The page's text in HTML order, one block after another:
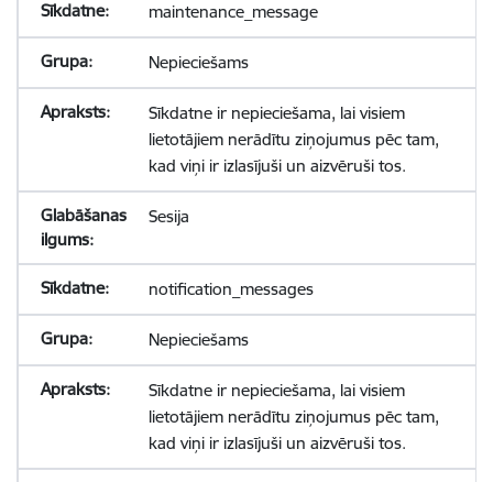
maintenance_message
Nepieciešams
Sīkdatne ir nepieciešama, lai visiem
lietotājiem nerādītu ziņojumus pēc tam,
kad viņi ir izlasījuši un aizvēruši tos.
Sesija
notification_messages
Nepieciešams
Sīkdatne ir nepieciešama, lai visiem
lietotājiem nerādītu ziņojumus pēc tam,
kad viņi ir izlasījuši un aizvēruši tos.